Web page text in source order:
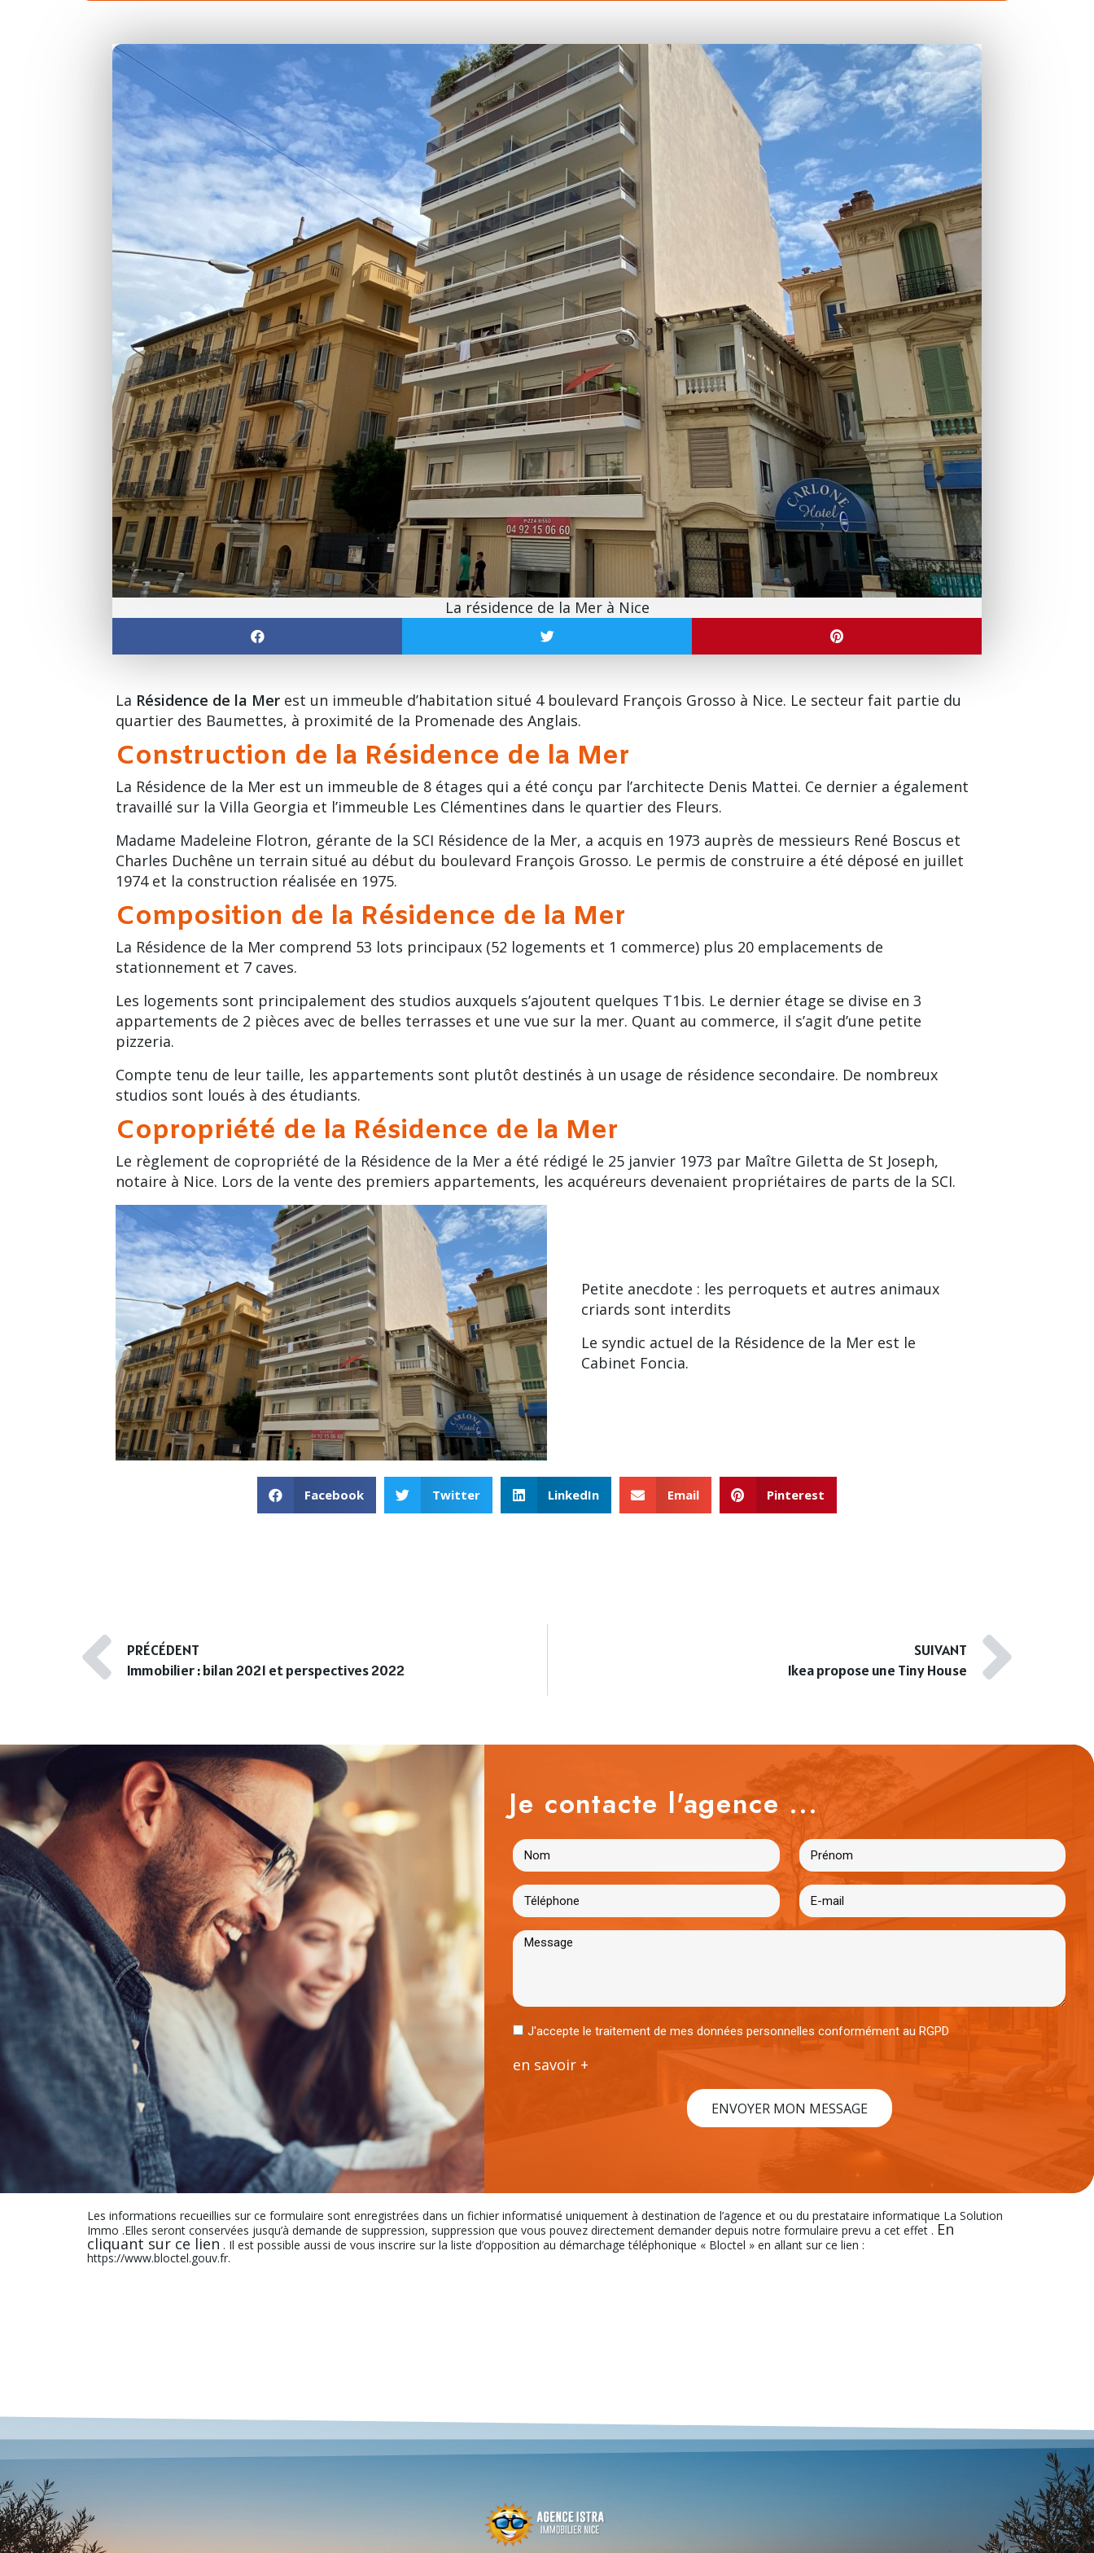
La résidence de la Mer à Nice
La Résidence de la Mer est un immeuble d’habitation situé 4 boulevard François Grosso à Nice. Le secteur fait partie du
quartier des Baumettes, à proximité de la Promenade des Anglais.
Construction de la Résidence de la Mer
La Résidence de la Mer est un immeuble de 8 étages qui a été conçu par l’architecte Denis Mattei. Ce dernier a également
travaillé sur la Villa Georgia et l’immeuble Les Clémentines dans le quartier des Fleurs.
Madame Madeleine Flotron, gérante de la SCI Résidence de la Mer, a acquis en 1973 auprès de messieurs René Boscus et
Charles Duchêne un terrain situé au début du boulevard François Grosso. Le permis de construire a été déposé en juillet
1974 et la construction réalisée en 1975.
Composition de la Résidence de la Mer
La Résidence de la Mer comprend 53 lots principaux (52 logements et 1 commerce) plus 20 emplacements de
stationnement et 7 caves.
Les logements sont principalement des studios auxquels s’ajoutent quelques T1bis. Le dernier étage se divise en 3
appartements de 2 pièces avec de belles terrasses et une vue sur la mer. Quant au commerce, il s’agit d’une petite
pizzeria.
Compte tenu de leur taille, les appartements sont plutôt destinés à un usage de résidence secondaire. De nombreux
studios sont loués à des étudiants.
Copropriété de la Résidence de la Mer
Le règlement de copropriété de la Résidence de la Mer a été rédigé le 25 janvier 1973 par Maître Giletta de St Joseph,
notaire à Nice. Lors de la vente des premiers appartements, les acquéreurs devenaient propriétaires de parts de la SCI.
Petite anecdote : les perroquets et autres animaux
criards sont interdits
Le syndic actuel de la Résidence de la Mer est le
Cabinet Foncia.
Facebook Twitter LinkedIn Email Pinterest
PRÉCÉDENT
Immobilier : bilan 2021 et perspectives 2022
SUIVANT
Ikea propose une Tiny House
Je contacte l'agence ...
J'accepte le traitement de mes données personnelles conformément au RGPD
en savoir +
ENVOYER MON MESSAGE
Les informations recueillies sur ce formulaire sont enregistrées dans un fichier informatisé uniquement à destination de l’agence et ou du prestataire informatique La Solution
Immo .Elles seront conservées jusqu’à demande de suppression, suppression que vous pouvez directement demander depuis notre formulaire prevu a cet effet . En
cliquant sur ce lien . Il est possible aussi de vous inscrire sur la liste d’opposition au démarchage téléphonique « Bloctel » en allant sur ce lien :
https://www.bloctel.gouv.fr.